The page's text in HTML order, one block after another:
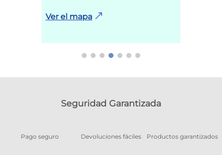
Ver el mapa
Seguridad Garantizada
Pago seguro Devoluciones fáciles Productos garantizados